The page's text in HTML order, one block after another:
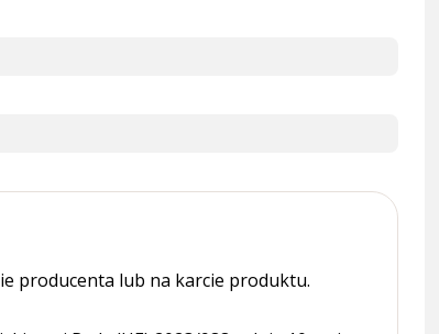
producenta lub na karcie produktu.